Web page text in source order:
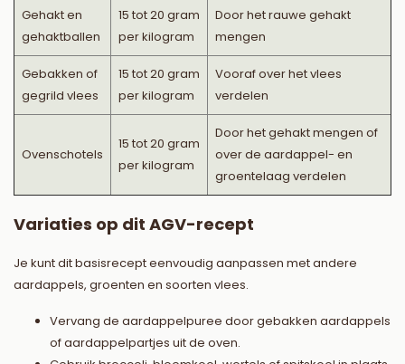
Gehakt en
gehaktballen
15 tot 20 gram
per kilogram
Door het rauwe gehakt
mengen
Gebakken of
gegrild vlees
15 tot 20 gram
per kilogram
Vooraf over het vlees
verdelen
Ovenschotels
15 tot 20 gram
per kilogram
Door het gehakt mengen of
over de aardappel- en
groentelaag verdelen
Variaties op dit AGV-recept
Je kunt dit basisrecept eenvoudig aanpassen met andere
aardappels, groenten en soorten vlees.
Vervang de aardappelpuree door gebakken aardappels
of aardappelpartjes uit de oven.